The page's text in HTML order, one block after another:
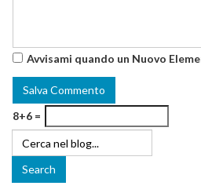
Avvisami quando un Nuovo
8+6 =